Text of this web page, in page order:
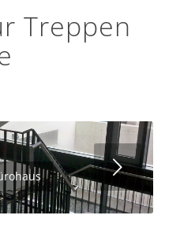
Treppen
1 2 3 4